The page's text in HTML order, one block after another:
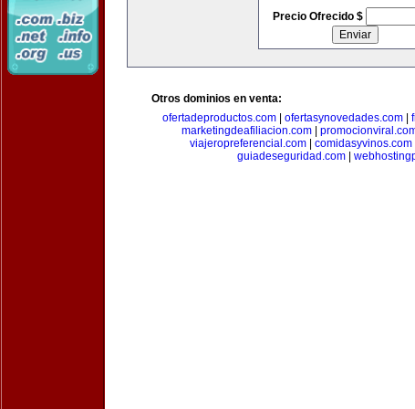
Precio Ofrecido $
Otros dominios en venta:
ofertadeproductos.com| ofertasynovedades.com|
marketingdeafiliacion.com|
viajeropreferencial.com
comidasyvinos.com
guiadeseguridad.com|